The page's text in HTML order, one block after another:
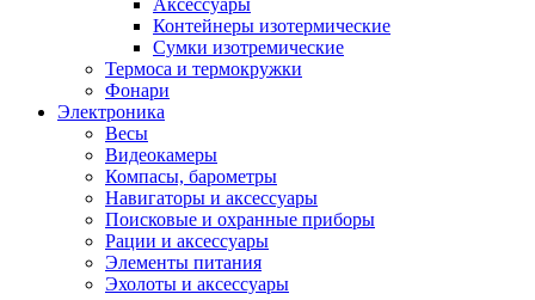
Аксессуары
Контейнеры изотермические
Сумки изотремические
Термоса и термокружки
Фонари
Электроника
Весы
Видеокамеры
Компасы, барометры
Навигаторы и аксессуары
Поисковые и охранные приборы
Рации и аксессуары
Элементы питания
Эхолоты и аксессуары